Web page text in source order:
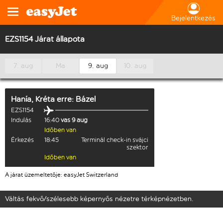
Bejelentkezés
EZS1154 Járat állapota
7. aug Ma 9. aug 10. aug
Hanía, Kréta erre: Bázel
EZS1154
Indulás
16:40 vas 9 aug
Időben van
Érkezés
18:45
Terminál check-in svájci
szektor
Időben van
A járat üzemeltetője: easyJet Switzerland
Váltás fekvő/szélesebb képernyős nézetre térképnézetben.